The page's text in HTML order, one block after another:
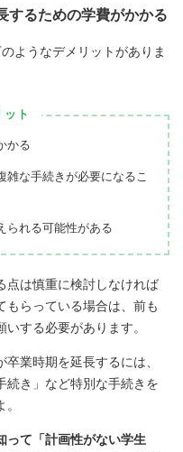
するための学費がかかる
ようなデメリットがありま
ト
かる
雑な手続きが必要になるこ
られる可能性がある
点は慎重に検討しなければ
もらっている場合は、前も
する必要があります。
業時期を延長するには、
続き」など特別な手続きを
って「計画性がない学生